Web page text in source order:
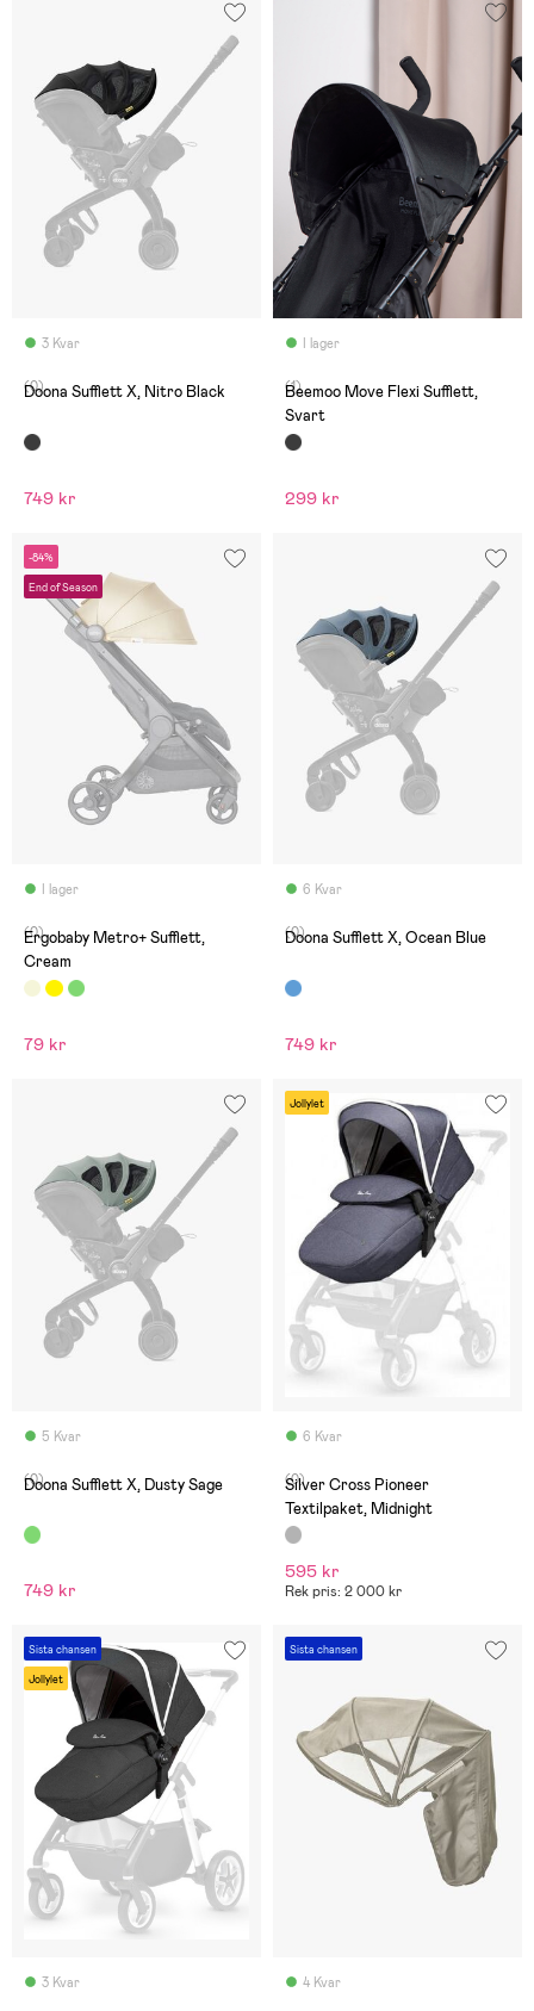
3 Kvar
(0)
Doona Sufflett X, Nitro Black
749 kr
I lager
(1)
Beemoo Move Flexi Sufflett,
Svart
299 kr
-84%
End of Season
I lager
(0)
Ergobaby Metro+ Sufflett,
Cream
79 kr
6 Kvar
(0)
Doona Sufflett X, Ocean Blue
749 kr
5 Kvar
(0)
Doona Sufflett X, Dusty Sage
749 kr
Jollylet
6 Kvar
(0)
Silver Cross Pioneer
Textilpaket, Midnight
595 kr
Rek pris: 2 000 kr
Sista chansen
Jollylet
3 Kvar
Sista chansen
4 Kvar